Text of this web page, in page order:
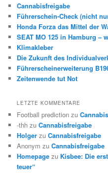
Cannabisfreigabe
Führerschein-Check (nicht
Honda Forza das Mittel der
SEAT MO 125 in Hamburg –
Klimakleber
Die Zukunft des
Führerscheinerweiterung
Zeitenwende tut Not
LETZTE KOMMENTARE
Football prediction zu
-thh zuCannabisfreigabe
Holger zuCannabisfreigabe
Anonym zuCannabisfreigabe
Homepage zu Kisbee: Die
teuer“